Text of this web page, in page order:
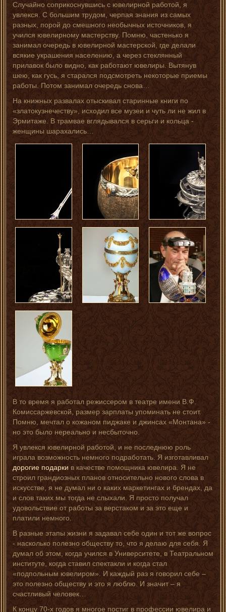
Случайно соприкоснувшись с ювелирной работой, я
увлекся. С большим трудом, черпая знания из самых
разных, порой до смешного необычных источников, я
учился ювелирному мастерству. Помню, частенько я
занимал очередь в ювелирной мастерской, где делали
всякие украшения населению, а через стеклянный
прилавок было видно, как работают ювелиры. Вытянув
шею, как гусь, я старался подсмотреть некоторые приемы
работы. Потом занимал очередь снова…
На книжных развалах отыскивал старинные книги по
«златокузнечеству», исходил все музеи и чуть ли не жил в
Эрмитаже. В трамвае вглядывался в серьги и кольца -
женщины шарахались…
В то время я работал режиссером в театре имени В.Ф.
Комиссаржевской, размер зарплаты упоминать не стоит.
Помню, мечтал о кожаном пиджаке и джинсах «Монтана» -
но это было нереально и несбыточно.
Я увлекся ювелирной работой, и не последнюю роль
играла возможность немного подработать. Я изготавливал
дорогие подаркив качестве помощника ювелира. Я не
строил грандиозных планов относительно нового слова в
искусстве, я не думал ни о каких маркетингах и брендах, да
и слов таких мы тогда не слыхали. Я просто получал
удовольствие от работы за верстаком и за это еще и
платили немного.
В разные этапы жизни я задавал себе один и тот же вопрос
- насколько полезно обществу то, что я делаю для себя. Я
думал об этом, когда учился в Университете, в Театральном
институте, когда ставил спектакли и когда стал
«подпольным ювелиром». И каждый раз я говорил себе –
это полезно обществу и это я люблю. И значит – я
счастливый человек…
К концу 70-х годов я многое постиг в профессии ювелира и